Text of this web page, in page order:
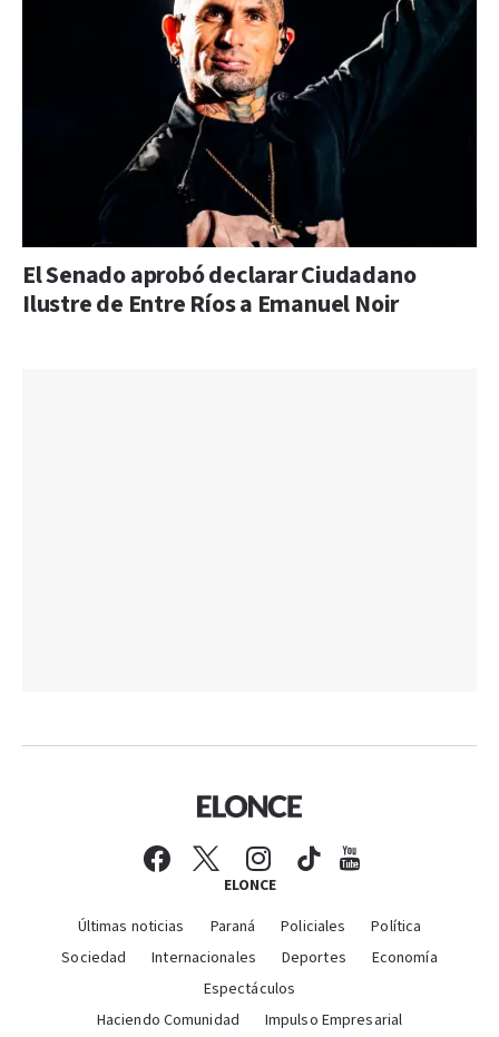
El Senado aprobó declarar Ciudadano
Ilustre de Entre Ríos a Emanuel Noir
ELONCE
Últimas noticias Paraná Policiales
Política
Sociedad
Internacionales Deportes
Economía
Espectáculos
Haciendo Comunidad
Impulso Empresarial